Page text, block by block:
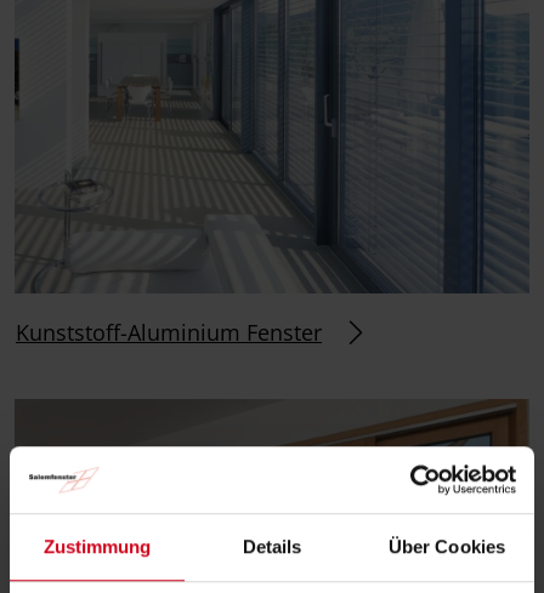
Zustimmung Details Über Cookies
Kunststoff-Aluminium Fenster